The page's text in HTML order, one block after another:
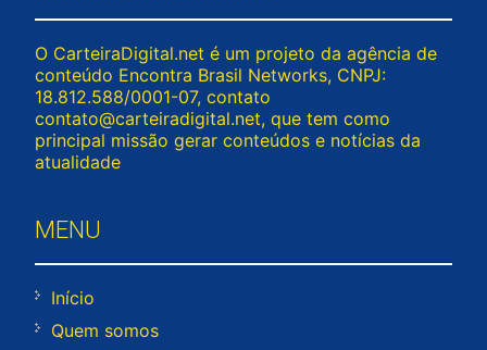
O CarteiraDigital.net é um projeto da agência de
conteúdo Encontra Brasil Networks, CNPJ:
18.812.588/0001-07, contato
contato@carteiradigital.net, que tem como
principal missão gerar conteúdos e notícias da
atualidade
MENU
Início
Quem somos